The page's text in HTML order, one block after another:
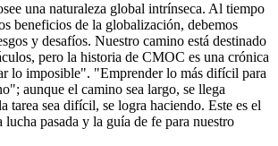
una naturaleza global intrínseca. Al tiempo
beneficios de la globalización, debemos
y desafíos. Nuestro camino está destinado
pero la historia de CMOC es una crónica
lo imposible". "Emprender lo más difícil para
aunque el camino sea largo, se llega
tarea sea difícil, se logra haciendo. Este es el
pasada y la guía de fe para nuestro